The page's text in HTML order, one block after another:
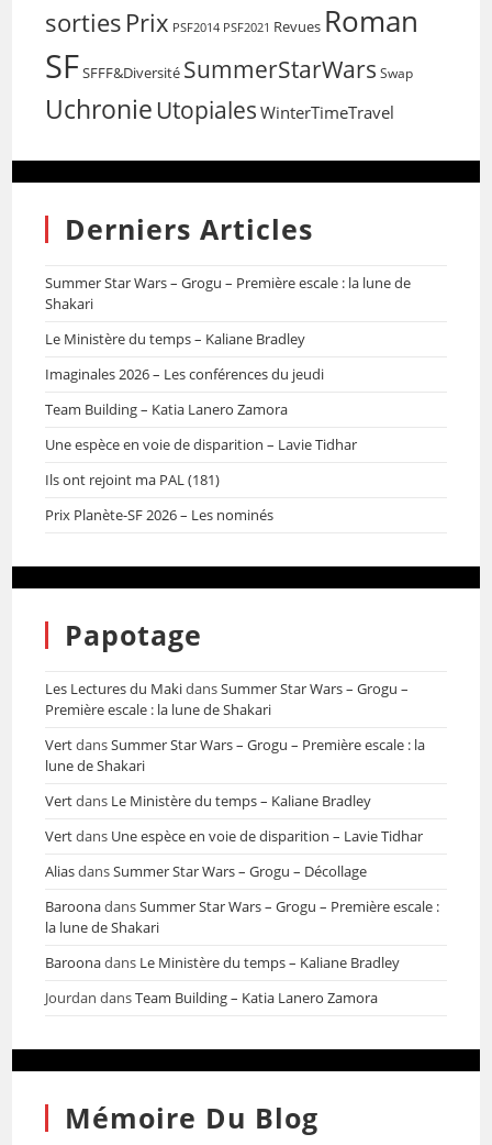
sorties Prix PSF2014 PSF2021 Revues Roman
SFSFFF&Diversité SummerStarWars Swap
Uchronie Utopiales WinterTimeTravel
Derniers Articles
Summer Star Wars – Grogu – Première escale : la lune de
Shakari
Le Ministère du temps – Kaliane Bradley
Imaginales 2026 – Les conférences du jeudi
Team Building – Katia Lanero Zamora
Une espèce en voie de disparition – Lavie Tidhar
Ils ont rejoint ma PAL (181)
Prix Planète-SF 2026 – Les nominés
Papotage
Les Lectures du MakidansSummer Star Wars – Grogu –
Première escale : la lune de Shakari
VertdansSummer Star Wars – Grogu – Première escale : la
lune de Shakari
Vertdans Le Ministère du temps – Kaliane Bradley
Vertdans Une espèce en voie de disparition – Lavie Tidhar
AliasdansSummer Star Wars – Grogu – Décollage
BaroonadansSummer Star Wars – Grogu – Première escale :
la lune de Shakari
Baroonadans Le Ministère du temps – Kaliane Bradley
Jourdan dansTeam Building – Katia Lanero Zamora
Mémoire Du Blog